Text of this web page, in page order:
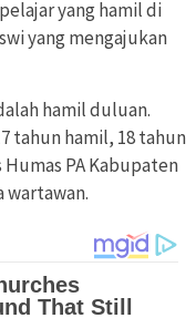
yang hamil di
yang mengajukan
hamil duluan.
tahun hamil, 18 tahun
PA Kabupaten
wartawan.